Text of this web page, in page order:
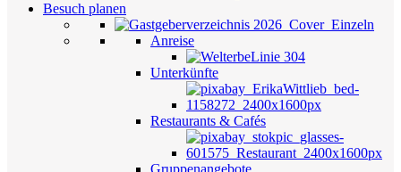
Besuch planen
Anreise
Unterkünfte
Restaurants & Cafés
Gruppenangebote